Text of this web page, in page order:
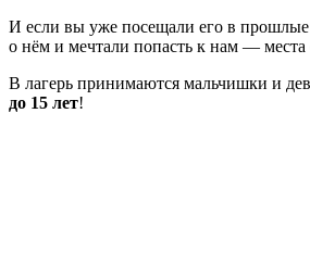
И если вы уже посещали его в
о нём и мечтали попасть к нам — места
В лагерь принимаются мальчишки и
до 15 лет!